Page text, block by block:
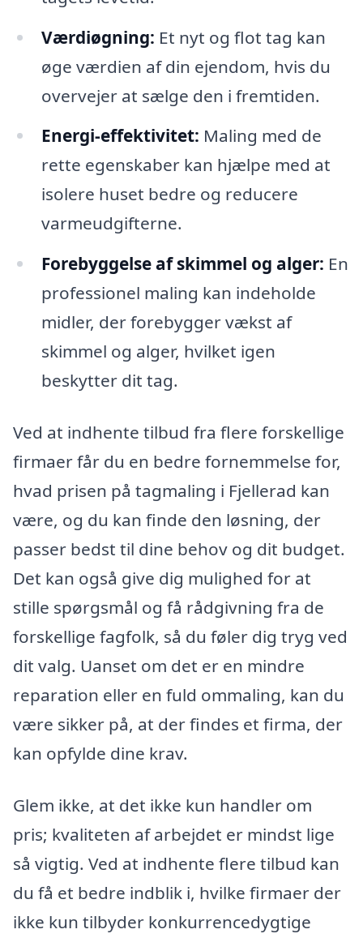
Værdiøgning: Et nyt og flot tag kan
øge værdien af din ejendom, hvis du
overvejer at sælge den i fremtiden.
Energi-effektivitet: Maling med de
rette egenskaber kan hjælpe med at
isolere huset bedre og reducere
varmeudgifterne.
Forebyggelse af skimmel og alger: En
professionel maling kan indeholde
midler, der forebygger vækst af
skimmel og alger, hvilket igen
beskytter dit tag.
Ved at indhente tilbud fra flere forskellige
firmaer får du en bedre fornemmelse for,
hvad prisen på tagmaling i Fjellerad kan
være, og du kan finde den løsning, der
passer bedst til dine behov og dit budget.
Det kan også give dig mulighed for at
stille spørgsmål og få rådgivning fra de
forskellige fagfolk, så du føler dig tryg ved
dit valg. Uanset om det er en mindre
reparation eller en fuld ommaling, kan du
være sikker på, at der findes et firma, der
kan opfylde dine krav.
Glem ikke, at det ikke kun handler om
pris; kvaliteten af arbejdet er mindst lige
så vigtig. Ved at indhente flere tilbud kan
du få et bedre indblik i, hvilke firmaer der
ikke kun tilbyder konkurrencedygtige